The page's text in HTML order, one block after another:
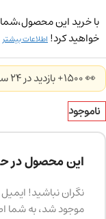
با خرید این محصول،شما
خواهید کرد! اطلاعات بیشتر
👀 1500+ بازدید در ۲۴ ساعت اخیر
ناموجود
این محصول در
نگران نباشید!
موجود شد، به شما